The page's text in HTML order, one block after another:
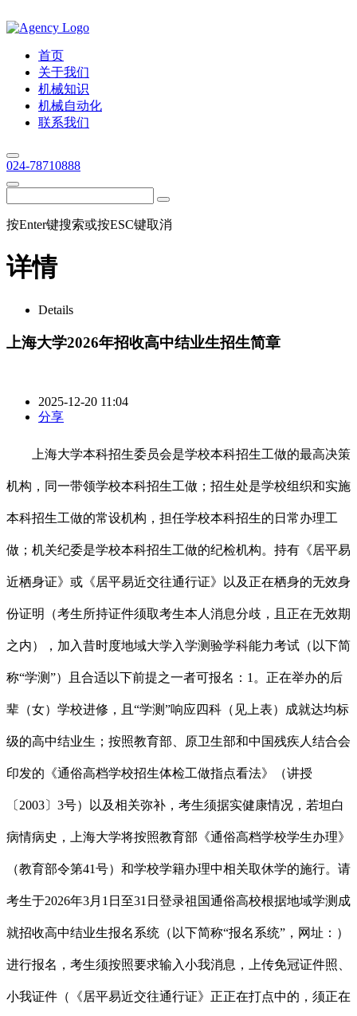
首页
关于我们
机械知识
机械自动化
联系我们
024-78710888
按Enter键搜索或按ESC键取消
详情
Details
上海大学2026年招收高中结业生招生简章
2025-12-20 11:04
分享
上海大学本科招生委员会是学校本科招生工做的最高决策
机构，同一带领学校本科招生工做；招生处是学校组织和实施
本科招生工做的常设机构，担任学校本科招生的日常办理工
做；机关纪委是学校本科招生工做的纪检机构。持有《居平易
近栖身证》或《居平易近交往通行证》以及正在栖身的无效身
份证明（考生所持证件须取考生本人消息分歧，且正在无效期
之内），加入昔时度地域大学入学测验学科能力考试（以下简
称“学测”）且合适以下前提之一者可报名：1。正在举办的后
辈（女）学校进修，且“学测”响应四科（见上表）成就达均标
级的高中结业生；按照教育部、原卫生部和中国残疾人结合会
印发的《通俗高档学校招生体检工做指点看法》（讲授
〔2003〕3号）以及相关弥补，考生须据实健康情况，若坦白
病情病史，上海大学将按照教育部《通俗高档学校学生办理》
（教育部令第41号）和学校学籍办理中相关取休学的施行。请
考生于2026年3月1日至31日登录祖国通俗高校根据地域学测成
就招收高中结业生报名系统（以下简称“报名系统”，网址：）
进行报名，考生须按照要求输入小我消息，上传免冠证件照、
小我证件（《居平易近交往通行证》正正在打点中的，须正在